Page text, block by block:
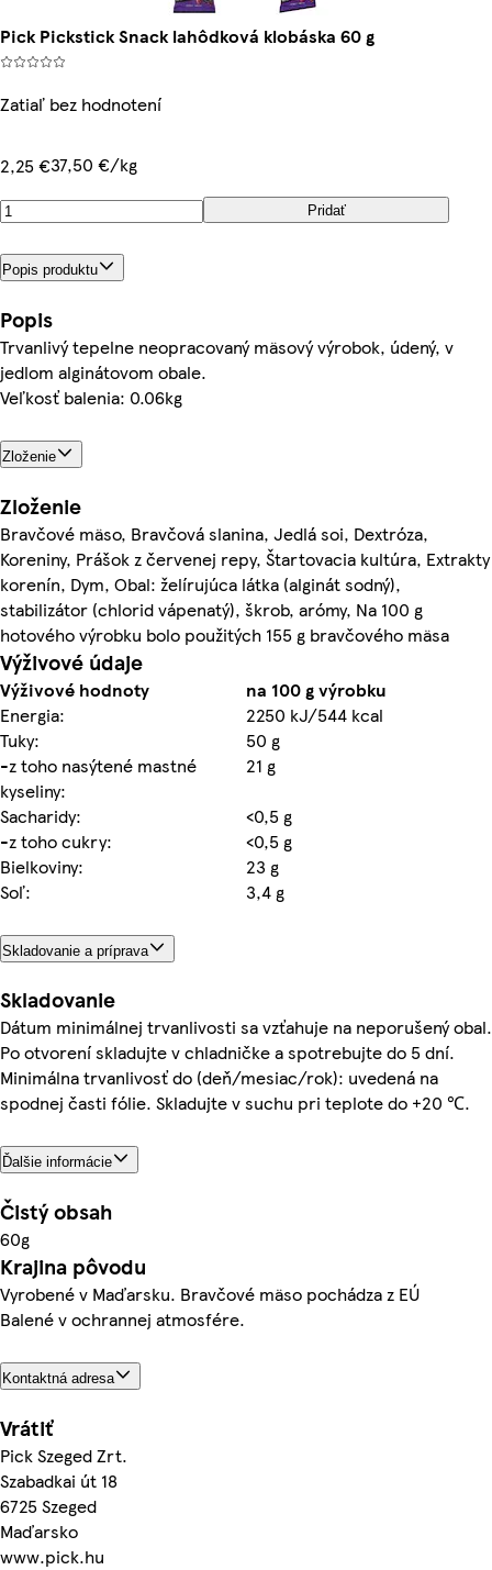
Pick Pickstick Snack lahôdková klobáska 60 g
Zatiaľ bez hodnotení
2,25 €37,50 €/kg
Pridať
Popis produktu
Popis
Trvanlivý tepelne neopracovaný mäsový výrobok, údený, v
jedlom alginátovom obale.
Veľkosť balenia: 0.06kg
Zloženie
Zloženie
Bravčové mäso, Bravčová slanina, Jedlá soi, Dextróza,
Koreniny, Prášok z červenej repy, Štartovacia kultúra, Extrakty
korenín, Dym, Obal: želírujúca látka (alginát sodný),
stabilizátor (chlorid vápenatý), škrob, arómy, Na 100 g
hotového výrobku bolo použitých 155 g bravčového mäsa
Výživové údaje
Výživové hodnoty
na 100 g výrobku
Energia:
2250 kJ/544 kcal
Tuky:
50 g
-z toho nasýtené mastné
kyseliny:
21 g
Sacharidy:
<0,5 g
-z toho cukry:
<0,5 g
Bielkoviny:
23 g
Soľ:
3,4 g
Skladovanie a príprava
Skladovanie
Dátum minimálnej trvanlivosti sa vzťahuje na neporušený obal.
Po otvorení skladujte v chladničke a spotrebujte do 5 dní.
Minimálna trvanlivosť do (deň/mesiac/rok): uvedená na
spodnej časti fólie. Skladujte v suchu pri teplote do +20 ℃.
Ďalšie informácie
Čistý obsah
60g
Krajina pôvodu
Vyrobené v Maďarsku. Bravčové mäso pochádza z EÚ
Balené v ochrannej atmosfére.
Kontaktná adresa
Vrátiť
Pick Szeged Zrt.
Szabadkai út 18
6725 Szeged
Maďarsko
www.pick.hu